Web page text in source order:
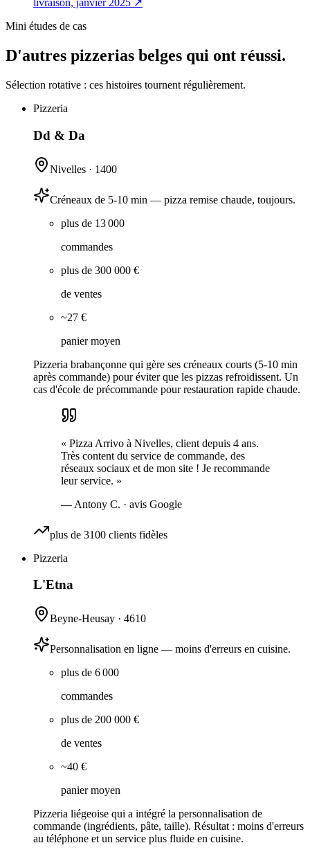
livraison, janvier 2025 ↗
Mini études de cas
D'autres pizzerias belges qui ont réussi.
Sélection rotative : ces histoires tournent régulièrement.
Pizzeria
Dd & Da
Nivelles · 1400
Créneaux de 5-10 min — pizza remise chaude, toujours.
plus de 13 000
commandes
plus de 300 000 €
de ventes
~27 €
panier moyen
Pizzeria brabançonne qui gère ses créneaux courts (5-10 min
après commande) pour éviter que les pizzas refroidissent. Un
cas d'école de précommande pour restauration rapide chaude.
« Pizza Arrivo à Nivelles, client depuis 4 ans.
Très content du service de commande, des
réseaux sociaux et de mon site ! Je recommande
leur service. »
— Antony C. · avis Google
plus de 3100 clients fidèles
Pizzeria
L'Etna
Beyne-Heusay · 4610
Personnalisation en ligne — moins d'erreurs en cuisine.
plus de 6 000
commandes
plus de 200 000 €
de ventes
~40 €
panier moyen
Pizzeria liégeoise qui a intégré la personnalisation de
commande (ingrédients, pâte, taille). Résultat : moins d'erreurs
au téléphone et un service plus fluide en cuisine.